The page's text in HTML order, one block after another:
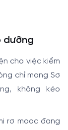
dưỡng
cho việc kiểm
chỉ mang Sơ
không kéo
rơ mooc đang